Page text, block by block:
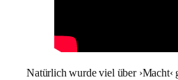
Natürlich wurde viel über ›Macht‹